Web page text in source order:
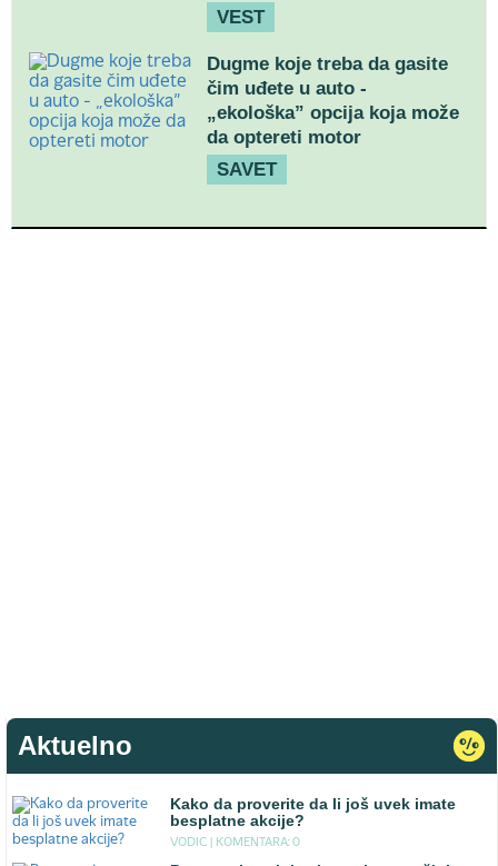
VEST
Dugme koje treba da gasite
čim uđete u auto -
„ekološka” opcija koja može
da optereti motor
SAVET
Aktuelno
Kako da proverite da li još uvek imate
besplatne akcije?
VODIC | KOMENTARA: 0